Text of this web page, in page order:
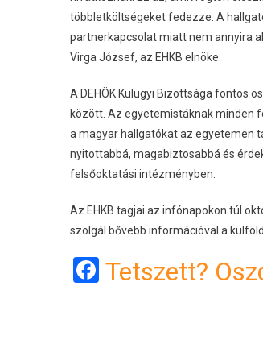
többletköltségeket fedezze. A
partnerkapcsolat miatt nem annyira
Virga József, az EHKB elnöke.
A DEHÖK Külügyi Bizottsága fontos
között. Az egyetemistáknak minden
a magyar hallgatókat az egyetemen
nyitottabbá, magabiztosabbá és
felsőoktatási intézményben.
Az EHKB tagjai az infónapokon túl
szolgál bővebb információval a
Facebook
Tetszett?